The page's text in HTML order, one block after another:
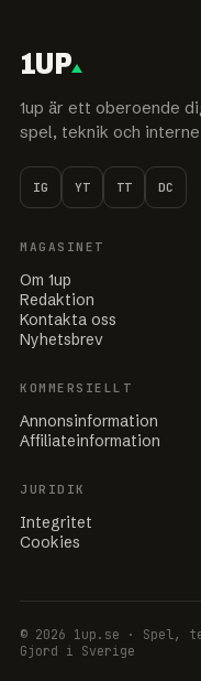
1UP
1up är ett oberoende
spel, teknik och
IG YT TT DC
MAGASINET
Om 1up
Redaktion
Kontakta oss
Nyhetsbrev
KOMMERSIELLT
Annonsinformation
Affiliateinformation
JURIDIK
Integritet
Cookies
© 2026 1up.se · Spel,
Gjord i Sverige